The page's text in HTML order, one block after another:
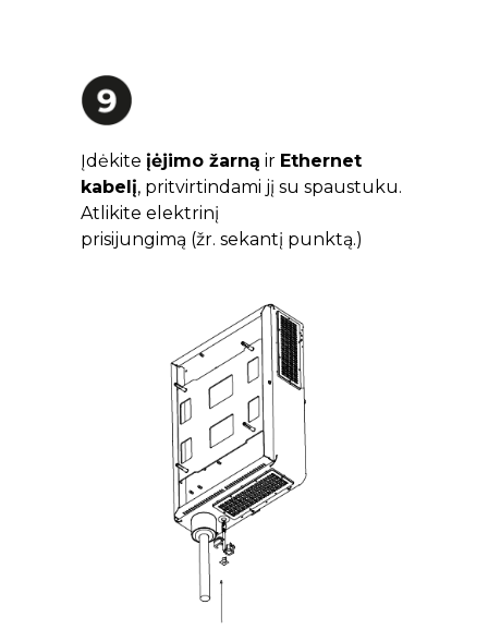
Įdėkite įėjimo žarną ir Ethernet
kabelį, pritvirtindami jį su spaustuku.
Atlikite elektrinį
prisijungimą (žr. sekantį punktą.)